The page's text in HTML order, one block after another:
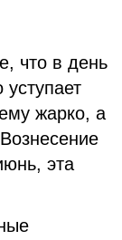
что в день
жарко, а
эта